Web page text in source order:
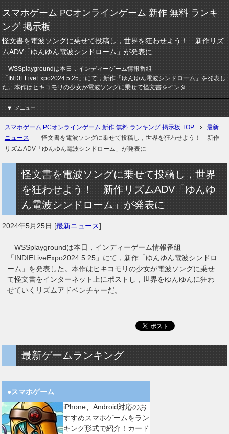
スマホゲーム PCオンラインゲーム 新作 無料 ランキ
ング 掲示板
怪文書を電波ソングに乗せて投稿し，世界を狂わせよう！ 新作リズ
ムADV「ゆんゆん電波シンドローム」が発表に
WSSplaygroundは本日，インディーゲーム情報番組
「INDIELiveExpo2024.5.25」にて，新作「ゆんゆん電波シンドローム」を発表し
た。本作はヒキコモリの少女が電波ソングに乗せて怪文書をインタ...
メニュー
スマホゲーム PCオンラインゲーム 新作 無料 ランキング 掲示板 TOP
最新
ニュース
怪文書を電波ソングに乗せて投稿し，世界を狂わせよう！ 新作
リズムADV「ゆんゆん電波シンドローム」が発表に
怪文書を電波ソングに乗せて投稿し，世界
を狂わせよう！ 新作リズムADV「ゆんゆ
ん電波シンドローム」が発表に
2024年5月25日 [最新ニュース]
WSSplaygroundは本日，インディーゲーム情報番組
「INDIELiveExpo2024.5.25」にて，新作「ゆんゆん電波シンドロ
ーム」を発表した。本作はヒキコモリの少女が電波ソングに乗せ
て怪文書をインターネット上にポストし，世界をゆんゆんに狂わ
せていくリズムアドベンチャーだ。
最新ゲームランキング
●スマホゲーム
iPhone、Android対応のお
すすめスマホゲームをラン
キング形式で紹介！カード